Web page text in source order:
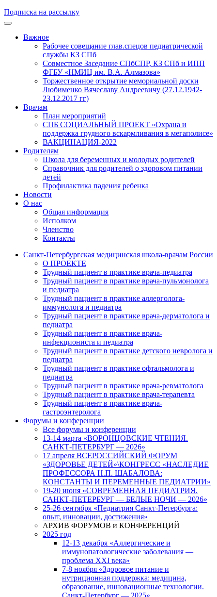
Подписка на рассылку
Важное
Рабочее совещание глав.спецов педиатрической
службы КЗ СПб
Совместное Заседание СПбСПР, КЗ СПб и ИПП
ФГБУ «НМИЦ им. В.А. Алмазова»
Торжественное открытие мемориальной доски
Любименко Вячеславу Андреевичу (27.12.1942-
23.12.2017 гг)
Врачам
План мероприятий
СПБ СОЦИАЛЬНЫЙ ПРОЕКТ «Охрана и
поддержка грудного вскармливания в мегаполисе»
ВАКЦИНАЦИЯ-2022
Родителям
Школа для беременных и молодых родителей
Справочник для родителей о здоровом питании
детей
Профилактика падения ребенка
Новости
О нас
Общая информация
Исполком
Членство
Контакты
Санкт-Петербургская медицинская школа-врачам России
О ПРОЕКТЕ
Трудный пациент в практике врача-педиатра
Трудный пациент в практике врача-пульмонолога
и педиатра
Трудный пациент в практике аллерголога-
иммунолога и педиатра
Трудный пациент в практике врача-дерматолога и
педиатра
Трудный пациент в практике врача-
инфекциониста и педиатра
Трудный пациент в практике детского невролога и
педиатра
Трудный пациент в практике офтальмолога и
педиатра
Трудный пациент в практике врача-ревматолога
Трудный пациент в практике врача-терапевта
Трудный пациент в практике врача-
гастроэнтеролога
Форумы и конференции
Все форумы и конференции
13-14 марта «ВОРОНЦОВСКИЕ ЧТЕНИЯ.
САНКТ-ПЕТЕРБУРГ — 2026»
17 апреля ВСЕРОССИЙСКИЙ ФОРУМ
«ЗДОРОВЬЕ ДЕТЕЙ»\КОНГРЕСС «НАСЛЕДИЕ
ПРОФЕССОРА Н.П. ШАБАЛОВА:
КОНСТАНТЫ И ПЕРЕМЕННЫЕ ПЕДИАТРИИ»
19-20 июня «СОВРЕМЕННАЯ ПЕДИАТРИЯ.
САНКТ-ПЕТЕРБУРГ — БЕЛЫЕ НОЧИ — 2026»
25-26 сентября «Педиатрия Санкт-Петербурга:
опыт, инновации, достижения»
АРХИВ ФОРУМОВ и КОНФЕРЕНЦИЙ
2025 год
12-13 декабря «Аллергические и
иммунопатологические заболевания —
проблема XXI века»
7-8 ноября «Здоровое питание и
нутриционная поддержка: медицина,
образование, инновационные технологии.
Санкт-Петербург — 2025»